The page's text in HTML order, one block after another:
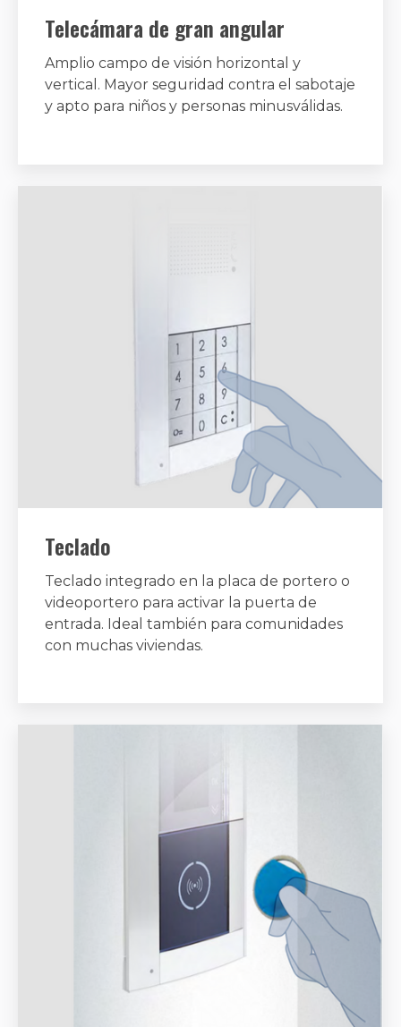
Telecámara de gran angular
Amplio campo de visión horizontal y
vertical. Mayor seguridad contra el sabotaje
y apto para niños y personas minusválidas.
Teclado
Teclado integrado en la placa de portero o
videoportero para activar la puerta de
entrada. Ideal también para comunidades
con muchas viviendas.